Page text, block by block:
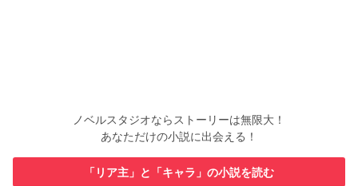
ノベルスタジオならストーリーは無限大！
あなただけの小説に出会える！
「リア主」と「キャラ」の小説を読む